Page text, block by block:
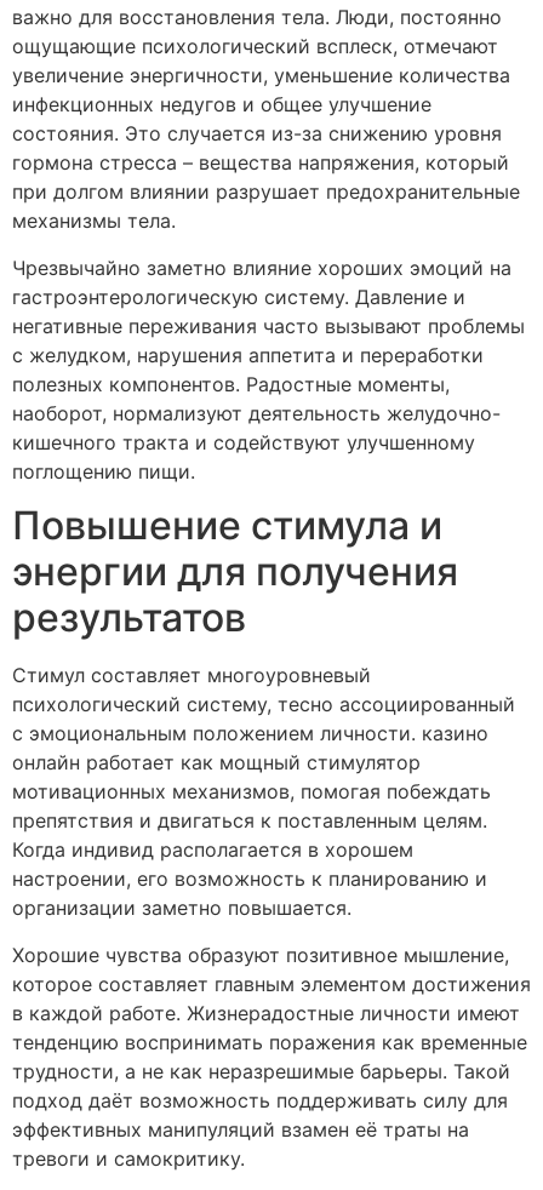
важно для восстановления тела. Люди, постоянно
ощущающие психологический всплеск, отмечают
увеличение энергичности, уменьшение количества
инфекционных недугов и общее улучшение
состояния. Это случается из-за снижению уровня
гормона стресса – вещества напряжения, который
при долгом влиянии разрушает предохранительные
механизмы тела.
Чрезвычайно заметно влияние хороших эмоций на
гастроэнтерологическую систему. Давление и
негативные переживания часто вызывают проблемы
с желудком, нарушения аппетита и переработки
полезных компонентов. Радостные моменты,
наоборот, нормализуют деятельность желудочно-
кишечного тракта и содействуют улучшенному
поглощению пищи.
Повышение стимула и
энергии для получения
результатов
Стимул составляет многоуровневый
психологический систему, тесно ассоциированный
с эмоциональным положением личности. казино
онлайн работает как мощный стимулятор
мотивационных механизмов, помогая побеждать
препятствия и двигаться к поставленным целям.
Когда индивид располагается в хорошем
настроении, его возможность к планированию и
организации заметно повышается.
Хорошие чувства образуют позитивное мышление,
которое составляет главным элементом достижения
в каждой работе. Жизнерадостные личности имеют
тенденцию воспринимать поражения как временные
трудности, а не как неразрешимые барьеры. Такой
подход даёт возможность поддерживать силу для
эффективных манипуляций взамен её траты на
тревоги и самокритику.